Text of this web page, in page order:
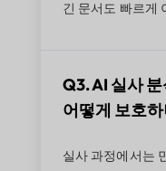
긴 문서도 빠르게
Q3. AI 실사
어떻게 보호
실사 과정에서는